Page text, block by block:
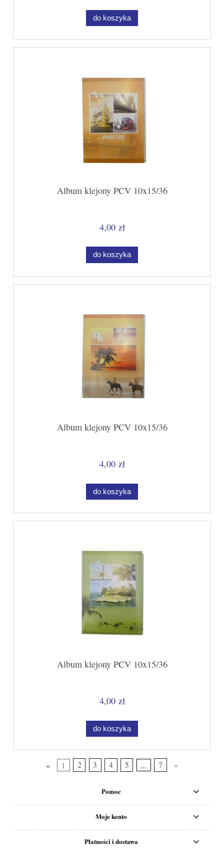
do koszyka
Album klejony PCV 10x15/36
4,00 zł
do koszyka
Album klejony PCV 10x15/36
4,00 zł
do koszyka
Album klejony PCV 10x15/36
4,00 zł
do koszyka
« 1 2 3 4 5 ... 7 »
Pomoc
Moje konto
Płatności i dostawa